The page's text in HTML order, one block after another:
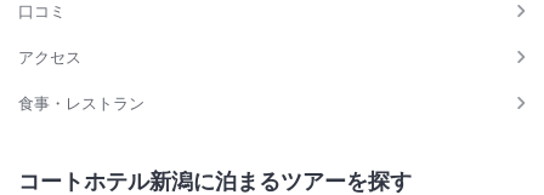
口コミ
アクセス
食事・レストラン
コートホテル新潟に泊まるツアーを探す